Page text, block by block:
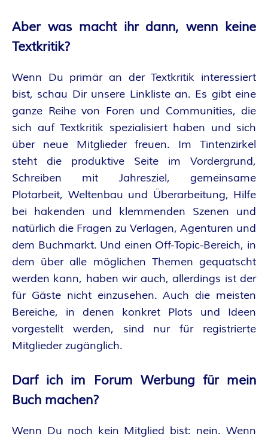
Aber was macht ihr dann, wenn keine
Textkritik?
Wenn Du primär an der Textkritik interessiert
bist, schau Dir unsere Linkliste an. Es gibt eine
ganze Reihe von Foren und Communities, die
sich auf Textkritik spezialisiert haben und sich
über neue Mitglieder freuen. Im Tintenzirkel
steht die produktive Seite im Vordergrund,
Schreiben mit Jahresziel, gemeinsame
Plotarbeit, Weltenbau und Überarbeitung, Hilfe
bei hakenden und klemmenden Szenen und
natürlich die Fragen zu Verlagen, Agenturen und
dem Buchmarkt. Und einen Off-Topic-Bereich, in
dem über alle möglichen Themen gequatscht
werden kann, haben wir auch, allerdings ist der
für Gäste nicht einzusehen. Auch die meisten
Bereiche, in denen konkret Plots und Ideen
vorgestellt werden, sind nur für registrierte
Mitglieder zugänglich.
Darf ich im Forum Werbung für mein
Buch machen?
Wenn Du noch kein Mitglied bist: nein. Wenn